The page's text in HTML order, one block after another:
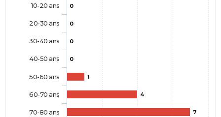
0
0
0
0
1
4
7
10-20 ans
20-30 ans
30-40 ans
40-50 ans
50-60 ans
60-70 ans
70-80 ans